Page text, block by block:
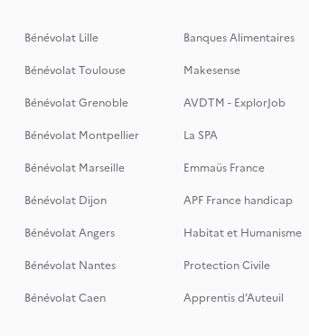
Bénévolat Lille
Bénévolat Toulouse
Bénévolat Grenoble
Bénévolat Montpellier
Bénévolat Marseille
Bénévolat Dijon
Bénévolat Angers
Bénévolat Nantes
Bénévolat Caen
Banques Alimentaires
Makesense
AVDTM - ExplorJob
La SPA
Emmaüs France
APF France handicap
Habitat et Humanisme
Protection Civile
Apprentis d’Auteuil